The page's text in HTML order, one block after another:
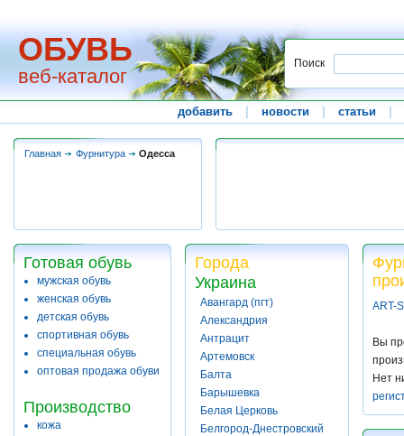
ОБУВЬ
веб-каталог
Поиск
добавить новости статьи
Главная Фурнитура Одесса
Готовая обувь
мужская обувь
женская обувь
детская обувь
спортивная обувь
специальная обувь
оптовая продажа обуви
Производство
кожа
Города
Украина
Авангард (пгт)
Александрия
Антрацит
Артемовск
Балта
Барышевка
Белая Церковь
Белгород-Днестровский
ART-
Вы
Нет